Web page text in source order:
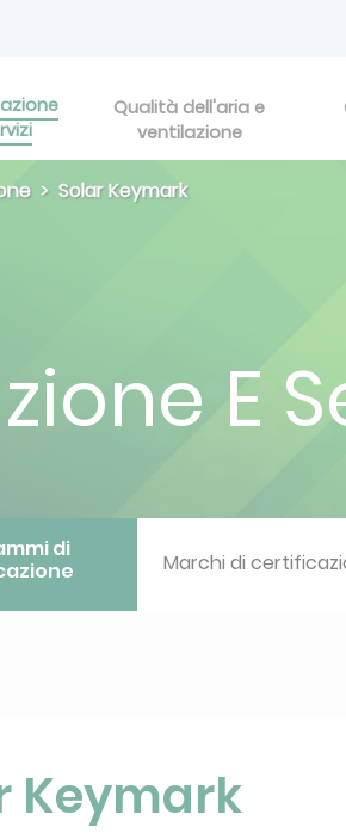
Qualità dell'aria e
ventilazione
Solar Keymark
E
di
Marchi di
Keymark